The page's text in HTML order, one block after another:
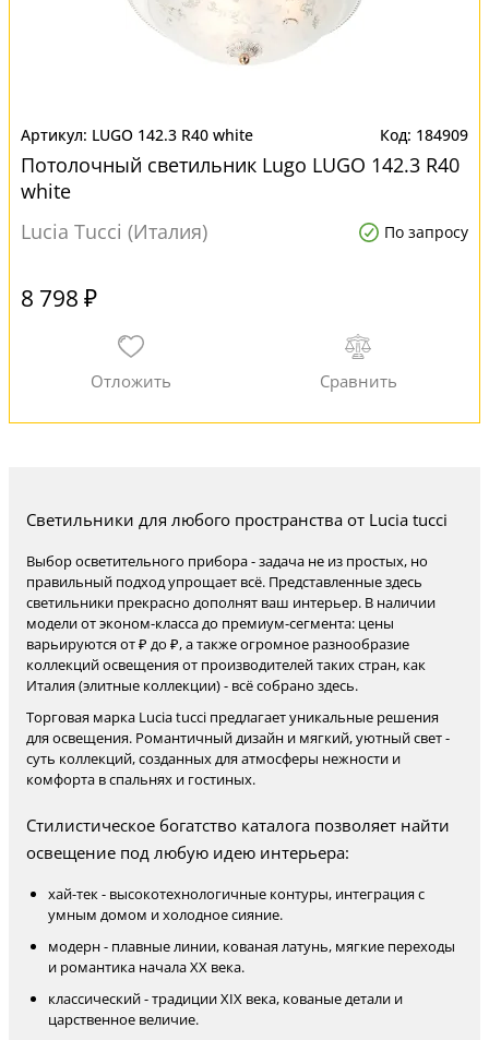
LUGO 142.3 R40 white 184909
Потолочный светильник Lugo LUGO 142.3 R40
white
Lucia Tucci (Италия)
По запросу
8 798 ₽
Светильники для любого пространства от Lucia tucci
Выбор осветительного прибора - задача не из простых, но
правильный подход упрощает всё. Представленные здесь
светильники прекрасно дополнят ваш интерьер. В наличии
модели от эконом-класса до премиум-сегмента: цены
варьируются от ₽ до ₽, а также огромное разнообразие
коллекций освещения от производителей таких стран, как
Италия (элитные коллекции) - всё собрано здесь.
Торговая марка Lucia tucci предлагает уникальные решения
для освещения. Романтичный дизайн и мягкий, уютный свет -
суть коллекций, созданных для атмосферы нежности и
комфорта в спальнях и гостиных.
Стилистическое богатство каталога позволяет найти
освещение под любую идею интерьера:
хай-тек - высокотехнологичные контуры, интеграция с
умным домом и холодное сияние.
модерн - плавные линии, кованая латунь, мягкие переходы
и романтика начала XX века.
классический - традиции XIX века, кованые детали и
царственное величие.